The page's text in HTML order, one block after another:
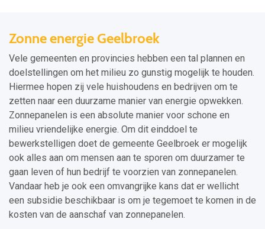
Zonne energie Geelbroek
Vele gemeenten en provincies hebben een tal plannen en
doelstellingen om het milieu zo gunstig mogelijk te houden.
Hiermee hopen zij vele huishoudens en bedrijven om te
zetten naar een duurzame manier van energie opwekken.
Zonnepanelen is een absolute manier voor schone en
milieu vriendelijke energie. Om dit einddoel te
bewerkstelligen doet de gemeente Geelbroek er mogelijk
ook alles aan om mensen aan te sporen om duurzamer te
gaan leven of hun bedrijf te voorzien van zonnepanelen.
Vandaar heb je ook een omvangrijke kans dat er wellicht
een subsidie beschikbaar is om je tegemoet te komen in de
kosten van de aanschaf van zonnepanelen.